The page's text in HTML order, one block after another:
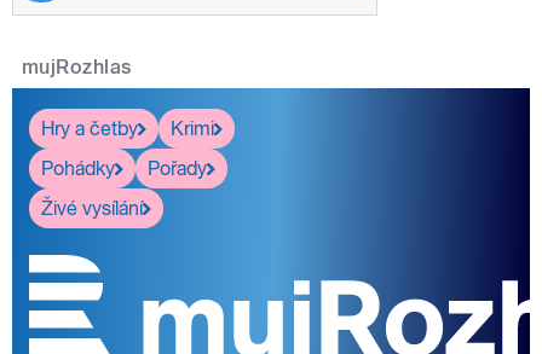
mujRozhlas
Hry a četby
Krimi
Pohádky
Pořady
Živé vysílání